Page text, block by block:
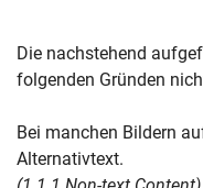
Die nachstehend
folgenden Gründen
Bei manchen Bildern
Alternativtext.